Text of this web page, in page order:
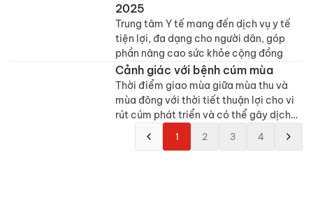
2025
Trung tâm Y tế mang đến dịch vụ y tế
tiện lợi, đa dạng cho người dân, góp
phần nâng cao sức khỏe cộng đồng
Cảnh giác với bệnh cúm mùa
Thời điểm giao mùa giữa mùa thu và
mùa đông với thời tiết thuận lợi cho vi
rút cúm phát triển và có thể gây dịch
1 2 3 4